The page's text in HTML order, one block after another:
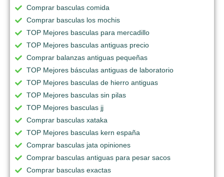
Comprar basculas comida
Comprar basculas los mochis
TOP Mejores basculas para mercadillo
TOP Mejores basculas antiguas precio
Comprar balanzas antiguas pequeñas
TOP Mejores básculas antiguas de laboratorio
TOP Mejores basculas de hierro antiguas
TOP Mejores basculas sin pilas
TOP Mejores basculas jj
Comprar basculas xataka
TOP Mejores basculas kern españa
Comprar basculas jata opiniones
Comprar basculas antiguas para pesar sacos
Comprar basculas exactas